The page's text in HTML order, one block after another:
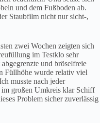
und dem Fußboden ab.
Staubfilm nicht nur sicht-,
zwei Wochen zeigten sich
im Testklo sehr
und bröselfreie
Füllhöhe wurde relativ viel
musste nach jeder
großen Umkreis klar Schiff
Problem sicher zuverlässig